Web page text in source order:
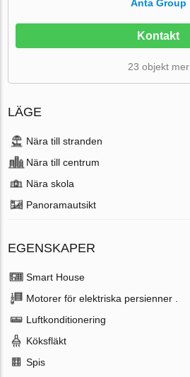
Anta Group
Kontakt
23 objekt mer
LÄGE
Nära till stranden
Nära till centrum
Nära skola
Panoramautsikt
EGENSKAPER
Smart House
Motorer för elektriska persienner .
Luftkonditionering
Köksfläkt
Spis